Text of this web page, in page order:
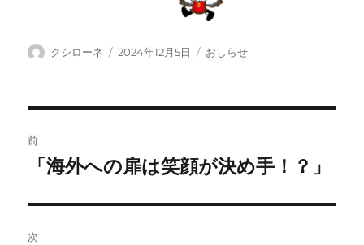
投
クシローネ
投
2024年12月5日
カ
おしらせ
稿
ビ
前
前
投
稿:
「海外への扉は笑顔が決め手！？」
次